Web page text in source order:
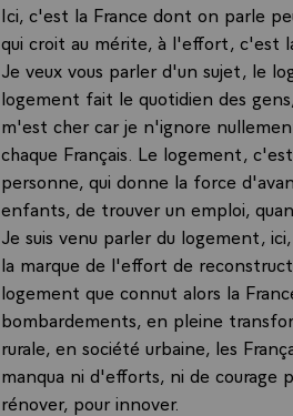
Ici, c'est la France dont on parle
qui croit au mérite, à l'effort, c'est
Je veux vous parler d'un sujet, le
logement fait le quotidien des
m'est cher car je n'ignore
chaque Français. Le logement,
personne, qui donne la force
enfants, de trouver un emploi,
Je suis venu parler du logement,
la marque de l'effort de
logement que connut alors la
bombardements, en pleine
rurale, en société urbaine, les
manqua ni d'efforts, ni de courage
rénover, pour innover.